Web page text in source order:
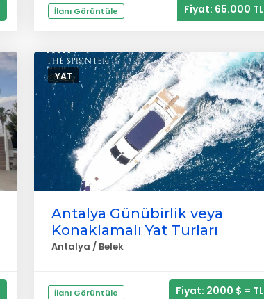
İlanı Görüntüle Fiyat: 65.000 TL
YAT
Antalya Günübirlik veya
Konaklamalı Yat Turları
Antalya / Belek
İlanı Görüntüle Fiyat: 2000 $ = TL